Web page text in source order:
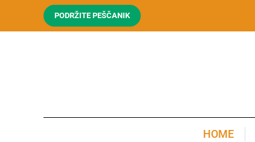
PODRŽITE PEŠČANIK
HOME